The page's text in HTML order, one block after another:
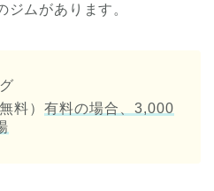
ムがあります。
料） 有料の場合、3,000